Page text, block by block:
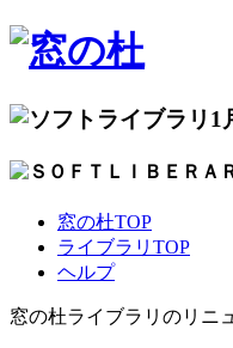
1
窓の杜TOP
ライブラリTOP
ヘルプ
窓の杜ライブラリのリニ